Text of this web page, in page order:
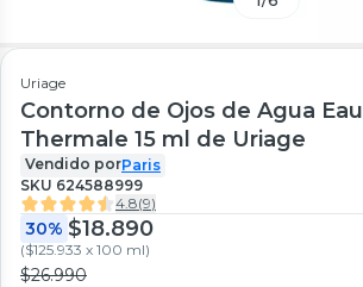
Uriage
Contorno de Ojos de Agua Eau
Thermale 15 ml de Uriage
Vendido porParis
SKU 624588999
4.8(9)
30% $18.890
($125.933 x 100 ml)
$26.990